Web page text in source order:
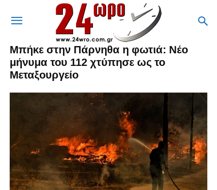
Μπήκε στην Πάρνηθα η φωτιά: Νέο
μήνυμα του 112 χτύπησε ως το
Μεταξουργείο